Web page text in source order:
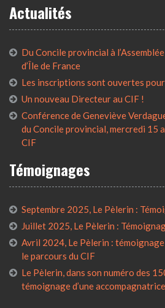
Actualités
Du Concile provincial à
d’Île de France
Les inscriptions sont ouvertes
Un nouveau Directeur au CIF !
Conférence de Geneviève
du Concile provincial, mercredi 15
CIF
Témoignages
Septembre 2025, Le Pèlerin :
Juillet 2025, Le Pèlerin :
Avril 2024, Le Pèlerin :
le parcours du CIF
Le Pèlerin, dans son numéro des
témoignage d’une